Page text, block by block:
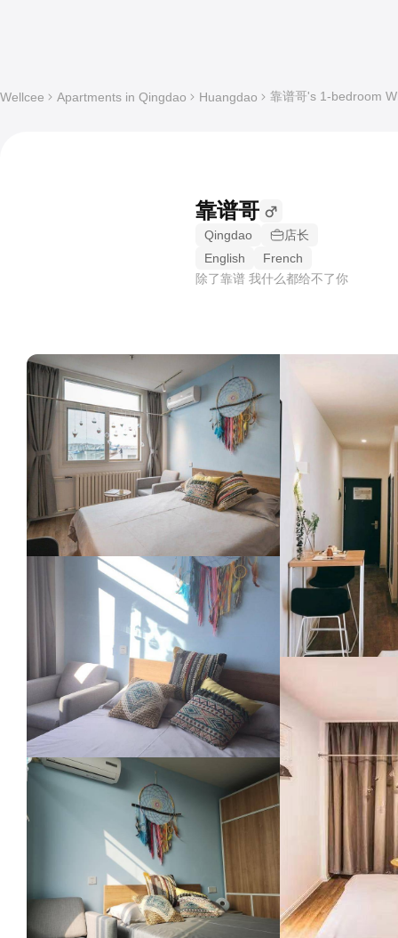
Wellcee Apartments in Qingdao Huangdao 靠谱哥's 1-bedroom
靠谱哥
Qingdao
店长
English
French
除了靠谱 我什么都给不了你